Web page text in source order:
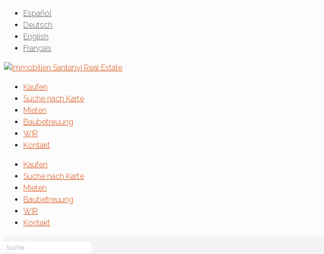
Español
Deutsch
English
Français
Kaufen
Suche nach Karte
Mieten
Baubetreuung
WIR
Kontakt
Kaufen
Suche nach Karte
Mieten
Baubetreuung
WIR
Kontakt